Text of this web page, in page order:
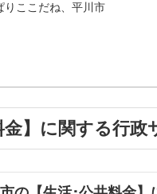
りここだね、平川市
金】に関する行